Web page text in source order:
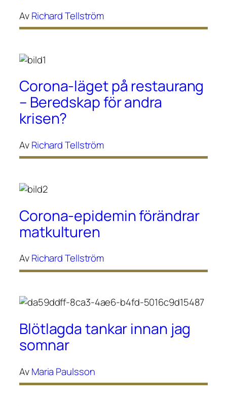
AvRichard Tellström
Corona-läget på restaurang
– Beredskap för andra
krisen?
AvRichard Tellström
Corona-epidemin förändrar
matkulturen
AvRichard Tellström
Blötlagda tankar innan jag
somnar
AvMaria Paulsson